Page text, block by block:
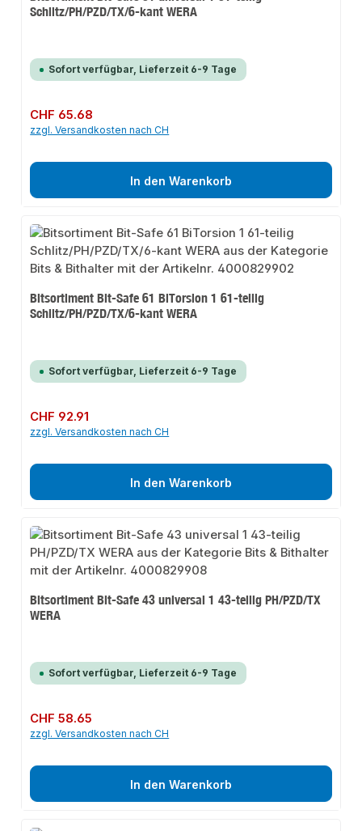
Schlitz/PH/PZD/TX/6-kant WERA
Sofort verfügbar, Lieferzeit 6-9 Tage
Regulärer Preis:
CHF 65.68
zzgl. Versandkosten nach CH
In den Warenkorb
Bitsortiment Bit-Safe 61 BiTorsion 1 61-teilig
Schlitz/PH/PZD/TX/6-kant WERA
Sofort verfügbar, Lieferzeit 6-9 Tage
Regulärer Preis:
CHF 92.91
zzgl. Versandkosten nach CH
In den Warenkorb
Bitsortiment Bit-Safe 43 universal 1 43-teilig PH/PZD/TX
WERA
Sofort verfügbar, Lieferzeit 6-9 Tage
Regulärer Preis:
CHF 58.65
zzgl. Versandkosten nach CH
In den Warenkorb